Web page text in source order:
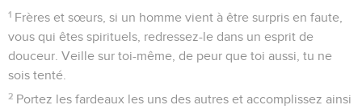
1 Frères et sœurs, si un homme vient à être surpris en faute,
vous qui êtes spirituels, redressez-le dans un esprit de
douceur. Veille sur toi-même, de peur que toi aussi, tu ne
sois tenté.
2 Portez les fardeaux les uns des autres et accomplissez ainsi